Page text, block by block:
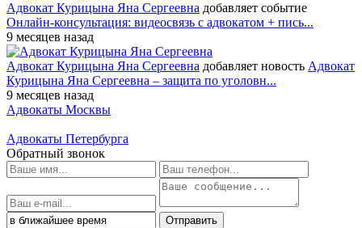
Адвокат Курицына Яна Сергеевна добавляет событие
Онлайн-консультация: видеосвязь с адвокатом + пись...
9 месяцев назад
Адвокат Курицына Яна Сергеевна добавляет новость Адвокат
Курицына Яна Сергеевна – защита по уголовн...
9 месяцев назад
Адвокаты Москвы
Адвокаты Петербурга
Обратный звонок